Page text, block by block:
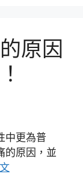
原因
中更為普
的原因，並